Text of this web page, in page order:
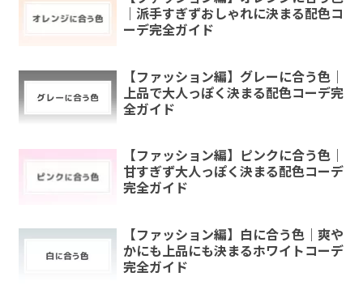
｜派手すぎずおしゃれに決まる配色コ
ーデ完全ガイド
【ファッション編】グレーに合う色｜
上品で大人っぽく決まる配色コーデ完
全ガイド
【ファッション編】ピンクに合う色｜
甘すぎず大人っぽく決まる配色コーデ
完全ガイド
【ファッション編】白に合う色｜爽や
かにも上品にも決まるホワイトコーデ
完全ガイド